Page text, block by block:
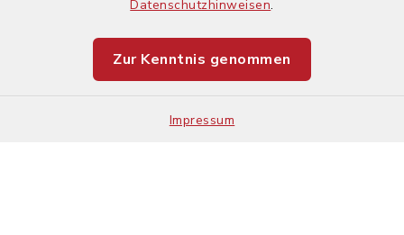
Datenschutzhinweisen.
Zur Kenntnis genommen
Impressum
Impressum
Sitemap